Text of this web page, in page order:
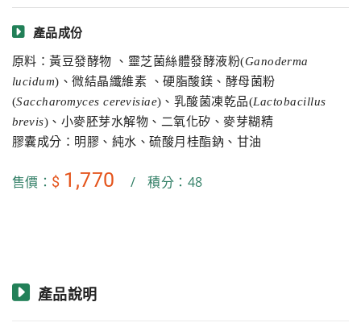
產品成份
原料：黃豆發酵物 、靈芝菌絲體發酵液粉(Ganoderma
lucidum)、微結晶纖維素 、硬脂酸鎂、酵母菌粉
(Saccharomyces cerevisiae)、乳酸菌凍乾品(Lactobacillus
brevis)、小麥胚芽水解物、二氧化矽、麥芽糊精
膠囊成分：明膠、純水、硫酸月桂酯鈉、甘油
售價： $ 1,770 / 積分：48
產品說明